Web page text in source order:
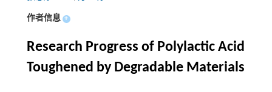
作者信息 +
Research Progress of Polylactic Acid
Toughened by Degradable Materials